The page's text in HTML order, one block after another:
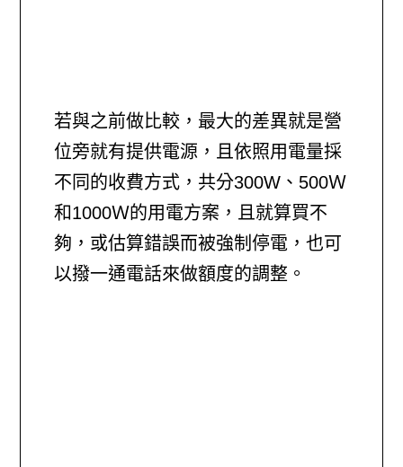
若與之前做比較，最大的差異就是營
位旁就有提供電源，且依照用電量採
不同的收費方式，共分300W、500Ｗ
和1000Ｗ的用電方案，且就算買不
夠，或估算錯誤而被強制停電，也可
以撥一通電話來做額度的調整。